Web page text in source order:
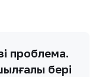
проблема.
бері